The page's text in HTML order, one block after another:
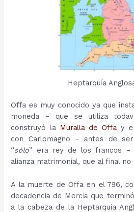
Heptarquía
Offa es muy conocido ya que
moneda – que se utiliza
construyó la Muralla de Offay
con Carlomagno – antes de
“sólo” era rey de los francos –
alianza matrimonial, que al final
A la muerte de Offa en el 796,
decadencia de Mercia que
a la cabeza de la Heptarquía